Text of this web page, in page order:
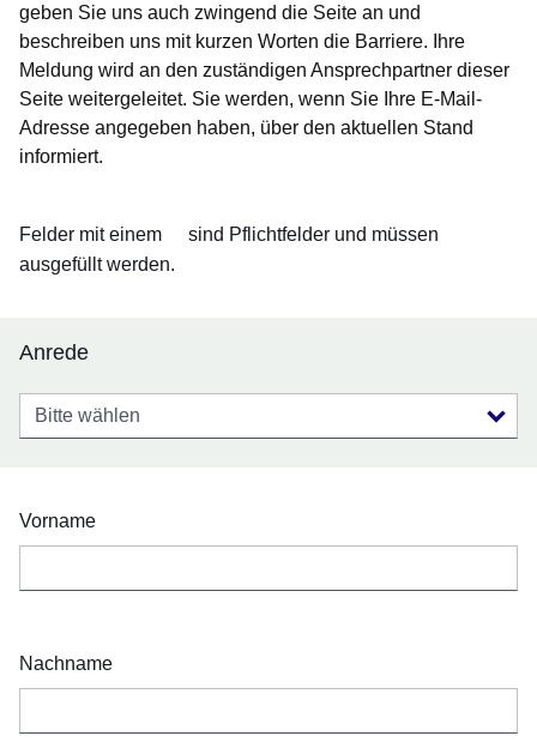
geben Sie uns auch zwingend die Seite an und
beschreiben uns mit kurzen Worten die Barriere. Ihre
Meldung wird an den zuständigen Ansprechpartner dieser
Seite weitergeleitet. Sie werden, wenn Sie Ihre E-Mail-
Adresse angegeben haben, über den aktuellen Stand
informiert.
Felder mit einem
sind Pflichtfelder und müssen
ausgefüllt werden.
Anrede
Anrede
Vorname
Nachname